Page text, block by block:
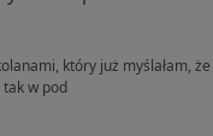
który już myślałam,
tak w pod